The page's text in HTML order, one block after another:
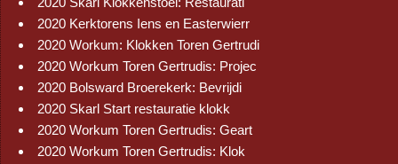
2020 Kerktorens Iens en Easterwierr
2020 Workum: Klokken Toren Gertrudi
2020 Workum Toren Gertrudis: Projec
2020 Bolsward Broerekerk: Bevrijdi
2020 Skarl Start restauratie klokk
2020 Workum Toren Gertrudis: Geart
2020 Workum Toren Gertrudis: Klok